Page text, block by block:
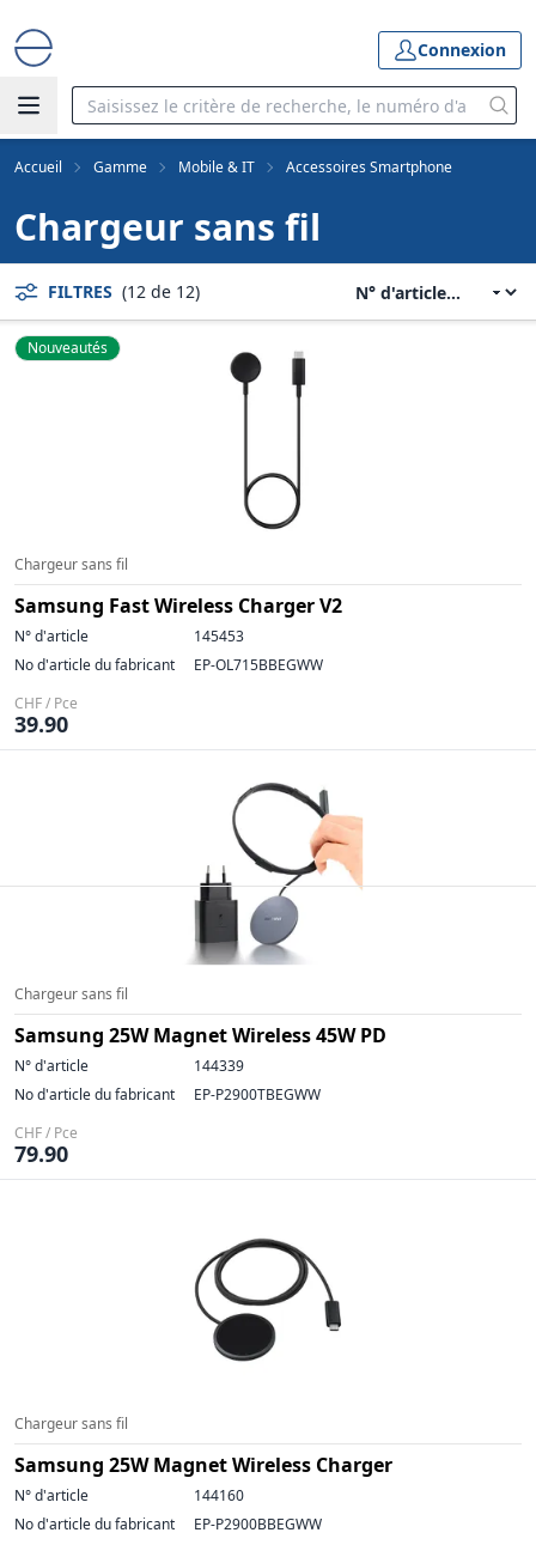
Connexion
Accueil Gamme Mobile & IT Accessoires Smartphone
Chargeur sans fil
FILTRES (12 de 12)
Nouveautés
Chargeur sans fil
Samsung Fast Wireless Charger V2
N° d'article
145453
No d'article du fabricant
EP-OL715BBEGWW
CHF / Pce
39.90
Chargeur sans fil
Samsung 25W Magnet Wireless 45W PD
N° d'article
144339
No d'article du fabricant
EP-P2900TBEGWW
CHF / Pce
79.90
Chargeur sans fil
Samsung 25W Magnet Wireless Charger
N° d'article
144160
No d'article du fabricant
EP-P2900BBEGWW